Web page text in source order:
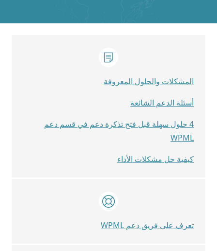
المشكلات والحلول المعروفة
أسئلة الدعم الشائعة
4 حلول سهلة قبل فتح تذكرة دعم في قسم دعم
WPML
كيفية حل مشكلات الأداء
تعرف على فريق دعم WPML